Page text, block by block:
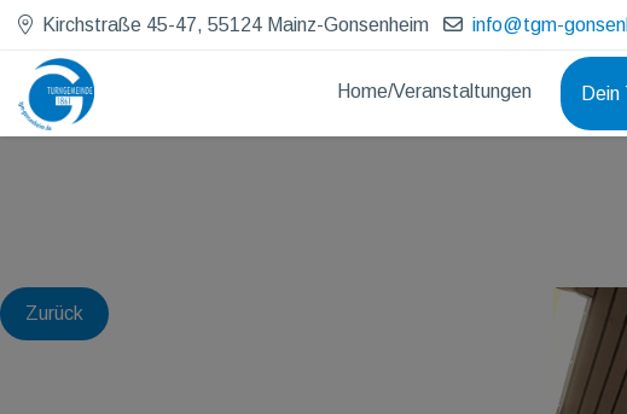
Kirchstraße 45-47, 55124 Mainz-Gonsenheim info@tgm-
Home/Veranstaltungen
Zurück